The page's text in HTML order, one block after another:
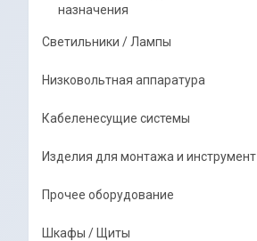
назначения
Светильники / Лампы
Низковольтная аппаратура
Кабеленесущие системы
Изделия для монтажа и инструмент
Прочее оборудование
Шкафы / Щиты